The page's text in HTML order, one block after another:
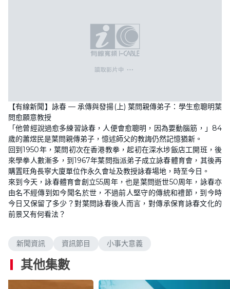
【有線新聞】詠春 — 承傳與發揚(上) 葉問親傳弟子：學生愈聰明葉
問愈願意教授
「他曾經說過愈多練習詠春，人便會愈聰明，因為要動腦筋，」84
歲的蕭煜民是葉問親傳弟子，憶述師父的教誨仍然記憶猶新。
回到1950年，葉問初次在香港教拳，起初在深水埗飯店工開班，後
來學拳人數漸多，到1967年葉問指派弟子成立詠春體育會，其後再
購置旺角長寧大廈單位作永久會址及教授詠春場地，時至今日。
來到今天，詠春體育會創立55周年，也是葉問逝世50周年，詠春亦
由名不經傳到如今聞名於世，不過前人堅守的傳統和禮節，到今時
今日又保留了多少？對葉問詠春後人而言，對傳承保育詠春文化的
前景又有何看法？
新聞資訊 資訊節目 小事大意義
其他集數